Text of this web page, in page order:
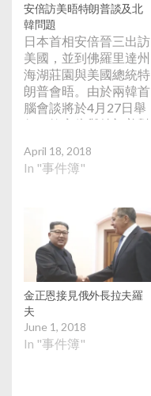
安倍訪美晤特朗普談及北
韓問題
日本首相安倍晉三出訪
美國，並到佛羅里達州
海湖莊園與美國總統特
朗普會晤。由於兩韓首
腦會談將於4月27日舉
行，故安倍與特朗普對
次會談的焦點之一。
April 18, 2018
In "事件簿"
金正恩接見俄外長拉夫羅
夫
June 1, 2018
In "事件簿"